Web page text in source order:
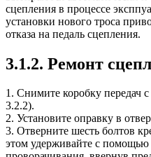
сцепления в процессе
установки нового троса
отказа на педаль сцепления.
3.1.2. Ремонт
1. Снимите коробку передач
3.2.2).
2. Установите оправку в
3. Отверните шесть болтов
этом удерживайте с помощью